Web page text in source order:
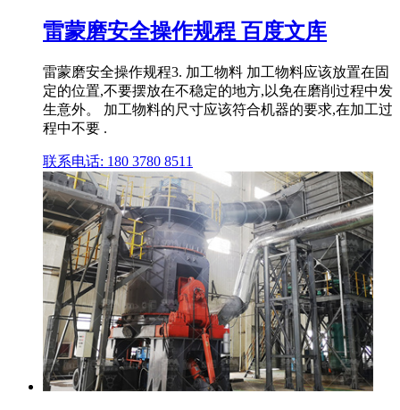
雷蒙磨安全操作规程 百度文库
雷蒙磨安全操作规程3. 加工物料 加工物料应该放置在固
定的位置,不要摆放在不稳定的地方,以免在磨削过程中发
生意外。 加工物料的尺寸应该符合机器的要求,在加工过
程中不要 .
联系电话: 180 3780 8511